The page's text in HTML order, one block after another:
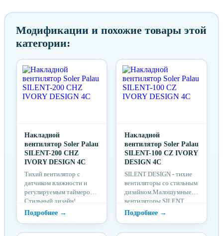
Модификации и похожие товары этой
категории:
Накладной
вентилятор Soler Palau
SILENT-200 CHZ
IVORY DESIGN 4C
Тихий вентилятор с
датчиком влажности и
регулируемым таймером.
Стильный дизайн!
Модель оснащена
гигростатом (датчико...
Накладной
вентилятор Soler Palau
SILENT-100 CZ IVORY
DESIGN 4C
SILENT DESIGN - тихие
вентиляторы со стильным
дизайном.Малошумные
вентиляторы SILENT
DESIGN, разработаны для
вентиляции помещ...